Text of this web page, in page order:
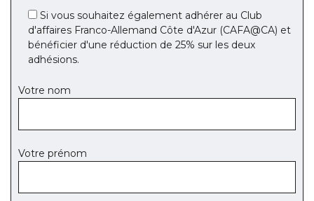
Si vous souhaitez également adhérer au Club
d'affaires Franco-Allemand Côte d'Azur (CAFA@CA) et
bénéficier d'une réduction de 25% sur les deux
adhésions.
Votre nom
Votre prénom